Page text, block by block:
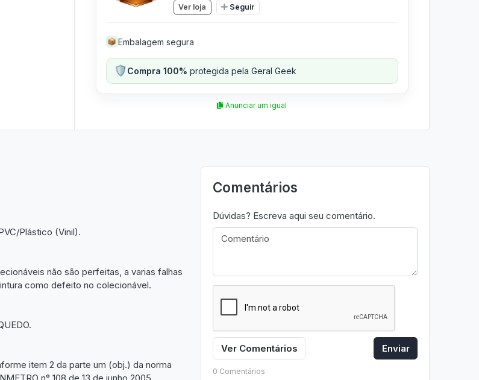
Ver loja Seguir
📦 Embalagem segura
🛡️Compra 100% protegida pela Geral Geek
Anunciar um igual
Plástico (Vinil).
não são perfeitas, a varias falhas
como defeito no colecionável.
item 2 da parte um (obj.) da norma
n° 108 de 13 de junho 2005.
Comentários
Dúvidas? Escreva aqui seu comentário.
Ver Comentários Enviar
0 Comentários